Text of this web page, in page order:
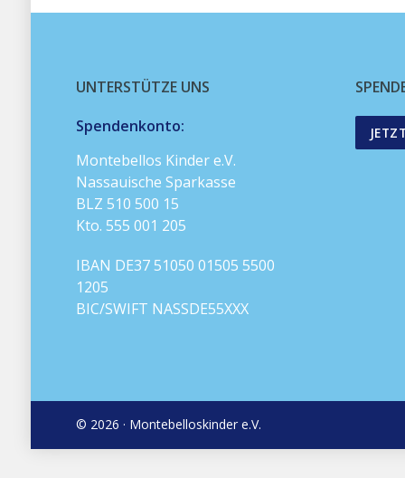
UNTERSTÜTZE UNS
Spendenkonto:
Montebellos Kinder e.V.
Nassauische Sparkasse
BLZ 510 500 15
Kto. 555 001 205
IBAN DE37 51050 01505 5500
1205
BIC/SWIFT NASSDE55XXX
© 2026 · Montebelloskinder e.V.